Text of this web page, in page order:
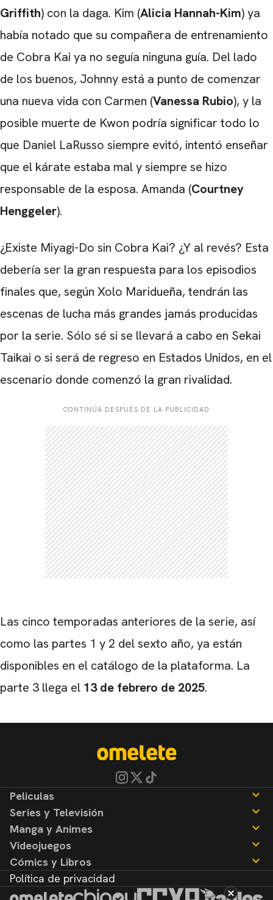
Griffith) con la daga. Kim (Alicia Hannah-Kim) ya
había notado que su compañera de entrenamiento
de Cobra Kai ya no seguía ninguna guía. Del lado
de los buenos, Johnny está a punto de comenzar
una nueva vida con Carmen (Vanessa Rubio), y la
posible muerte de Kwon podría significar todo lo
que Daniel LaRusso siempre evitó, intentó enseñar
que el kárate estaba mal y siempre se hizo
responsable de la esposa. Amanda (Courtney
Henggeler).
¿Existe Miyagi-Do sin Cobra Kai? ¿Y al revés? Esta
debería ser la gran respuesta para los episodios
finales que, según Xolo Maridueña, tendrán las
escenas de lucha más grandes jamás producidas
por la serie. Sólo sé si se llevará a cabo en Sekai
Taikai o si será de regreso en Estados Unidos, en el
escenario donde comenzó la gran rivalidad.
CONTINÚA DESPUÉS DE LA PUBLICIDAD
Las cinco temporadas anteriores de la serie, así
como las partes 1 y 2 del sexto año, ya están
disponibles en el catálogo de la plataforma. La
parte 3 llega el 13 de febrero de 2025.
Peliculas
Noticias
Reseñas
Series y Televisión
Noticias
Reseñas
Manga y Animes
Noticias
Reseñas
Videojuegos
Noticias
Reseñas
Cómics y Libros
Noticias
Política de privacidad